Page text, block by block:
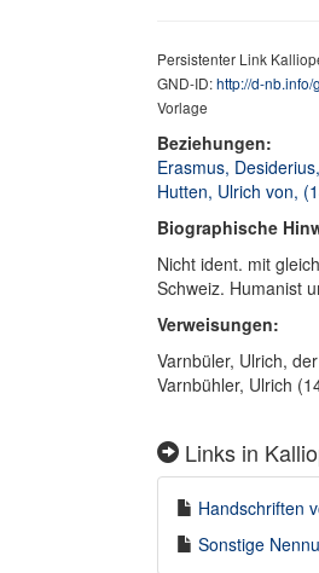
Persistenter Link
GND-ID:http://d-
Vorlage
Beziehungen:
Erasmus,
Hutten, Ulrich von,
Biographische
Nicht ident. mit
Schweiz. Humanist
Verweisungen:
Varnbüler, Ulrich,
Varnbühler, Ulrich
Links in
Handschriften
Sonstige